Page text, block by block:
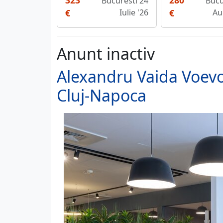
€
Iulie '26
€
Anunt inactiv
Alexandru Vaida
Cluj-Napoca